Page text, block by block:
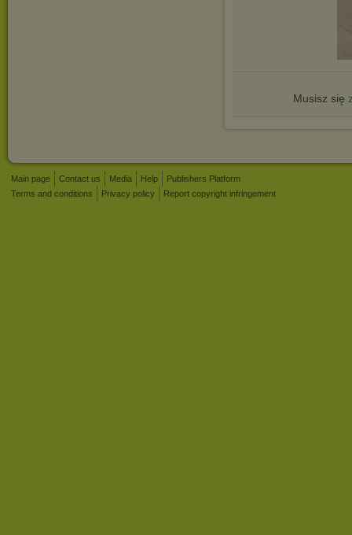
Musisz się
Main page Contact us Media Help
Publishers Platform
Terms and conditions
Privacy policy Report copyright infringement